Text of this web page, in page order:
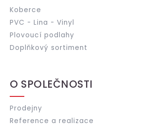
Koberce
PVC - Lina - Vinyl
Plovoucí podlahy
Doplňkový sortiment
O SPOLEČNOSTI
Prodejny
Reference a realizace